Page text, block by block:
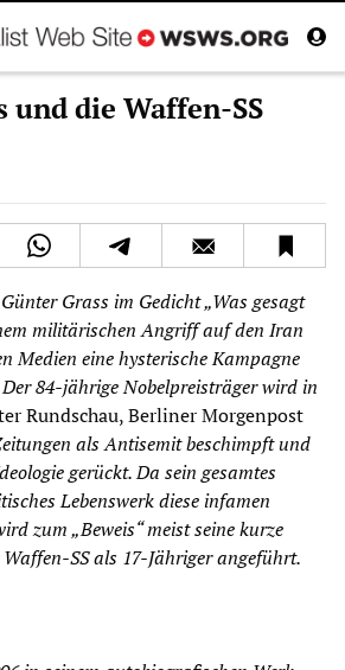
und die Waffen-SS
Grass im Gedicht „Was gesagt
militärischen Angriff auf den Iran
Medien eine hysterische Kampagne
84-jährige Nobelpreisträger wird in
Rundschau, Berliner Morgenpost
als Antisemit beschimpft und
gerückt. Da sein gesamtes
Lebenswerk diese infamen
zum „Beweis“ meist seine kurze
SS als 17-Jähriger angeführt.